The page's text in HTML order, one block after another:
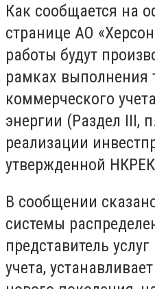
Как сообщается на
странице АО
работы будут
рамках выполнения
коммерческого
энергии (Раздел III,
реализации
утвержденной
В сообщении
системы
представитель
учета,